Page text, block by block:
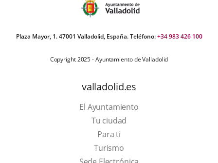
Plaza Mayor, 1. 47001 Valladolid, España. Teléfono:+34 983 426 100
Copyright 2025 - Ayuntamiento de Valladolid
valladolid.es
El Ayuntamiento
Tu ciudad
Para ti
TurismoEste